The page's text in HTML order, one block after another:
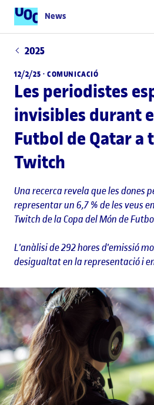
News
2025
12/2/25 · COMUNICACIÓ
Les periodistes
invisibles durant
Futbol de Qatar a
Twitch
Una recerca revela que les dones
representar un 6,7 % de les veus
Twitch de la Copa del Món de
L'anàlisi de 292 hores d'emissió
desigualtat en la representació i